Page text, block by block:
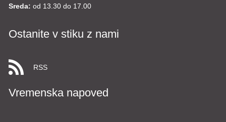
Sreda: od 13.30 do 17.00
Ostanite v stiku z nami
RSS
Vremenska napoved